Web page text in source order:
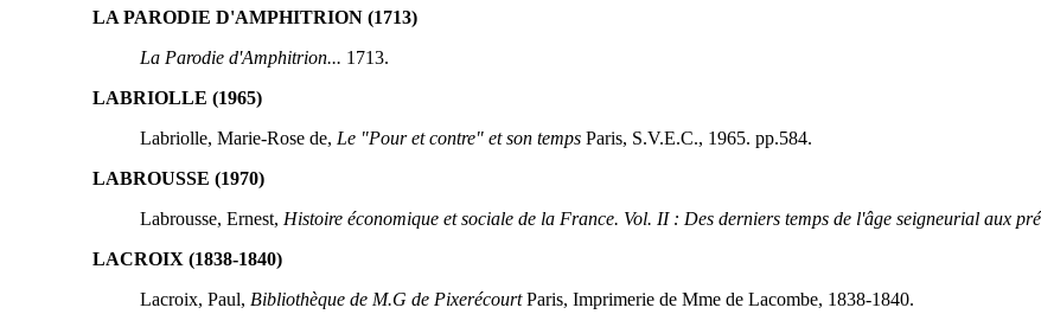
LA PARODIE D'AMPHITRION (1713)
La Parodie d'Amphitrion... 1713.
LABRIOLLE (1965)
Labriolle, Marie-Rose de, Le "Pour et contre" et son tempsParis, S.V.E.C., 1965. pp.584.
LABROUSSE (1970)
Labrousse, Ernest, Histoire économique et sociale de la France. Vol. II : Des derniers temps de l'âge seigneurial aux
LACROIX (1838-1840)
Lacroix, Paul, Bibliothèque de M.G de PixerécourtParis, Imprimerie de Mme de Lacombe, 1838-1840.